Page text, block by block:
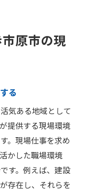
原市の現
る
気ある地域として
提供する現場環境
。現場仕事を求め
かした職場環境
す。例えば、建設
存在し、それらを